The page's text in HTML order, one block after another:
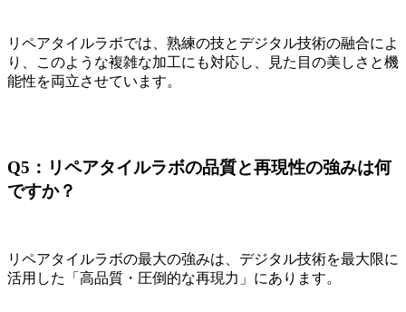
リペアタイルラボでは、熟練の技とデジタル技術の融合によ
り、このような複雑な加工にも対応し、見た目の美しさと機
能性を両立させています。
Q5：リペアタイルラボの品質と再現性の強みは何
ですか？
リペアタイルラボの最大の強みは、デジタル技術を最大限に
活用した「高品質・圧倒的な再現力」にあります。